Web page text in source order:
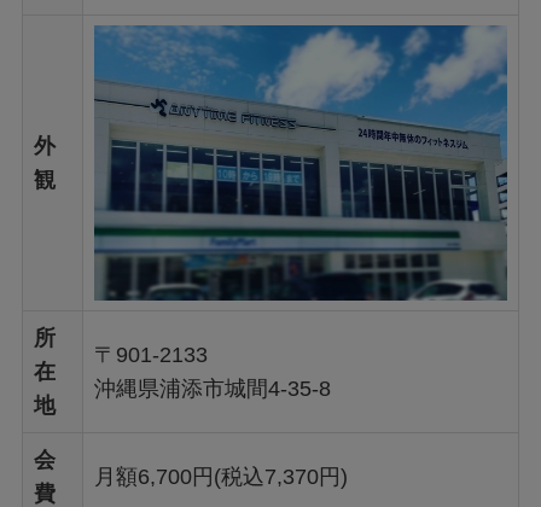
外
観
所
在
地
〒901-2133
沖縄県浦添市城間4-35-8
会
費
月額6,700円(税込7,370円)